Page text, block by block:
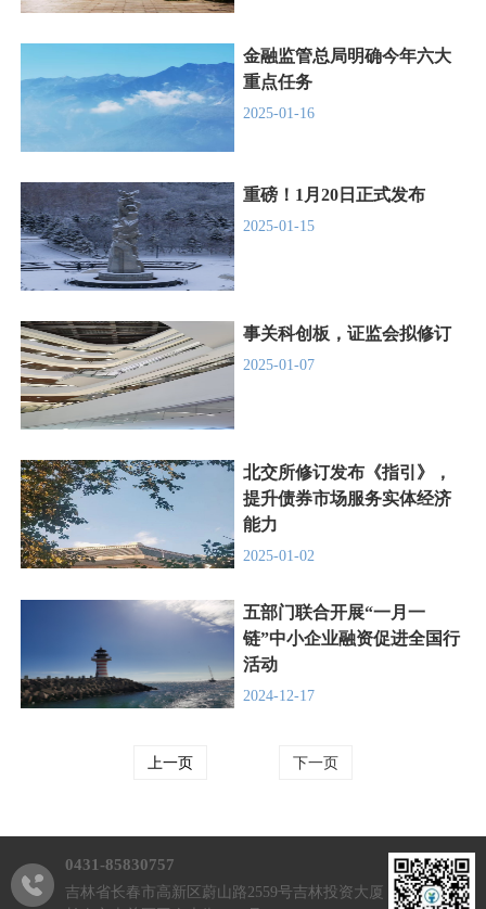
金融监管总局明确今年六大
重点任务
2025-01-16
重磅！1月20日正式发布
2025-01-15
事关科创板，证监会拟修订
2025-01-07
北交所修订发布《指引》，
提升债券市场服务实体经济
能力
2025-01-02
五部门联合开展“一月一
链”中小企业融资促进全国行
活动
2024-12-17
上一页 下一页
0431-85830757
吉林省长春市高新区蔚山路2559号吉林投资大厦